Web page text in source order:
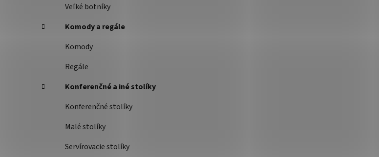
Veľké botníky
Komody a regále
Komody
Regále
Konferenčné a iné stolíky
Konferenčné stolíky
Malé stolíky
Servírovacie stolíky